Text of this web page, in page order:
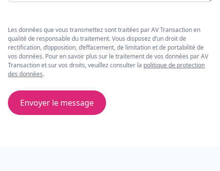
Les données que vous transmettez sont traitées par AV Transaction en
qualité de responsable du traitement. Vous disposez d’un droit de
rectification, d’opposition, d’effacement, de limitation et de portabilité de
vos données. Pour en savoir plus sur le traitement de vos données par AV
Transaction et sur vos droits, veuillez consulter la politique de protection
des données.
Envoyer le message